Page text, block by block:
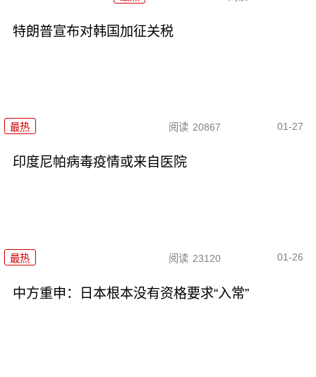
特朗普宣布对韩国加征关税
最热 阅读 20867 01-27
印度尼帕病毒疫情或来自医院
最热 阅读 23120 01-26
中方重申：日本根本没有资格要求“入常”